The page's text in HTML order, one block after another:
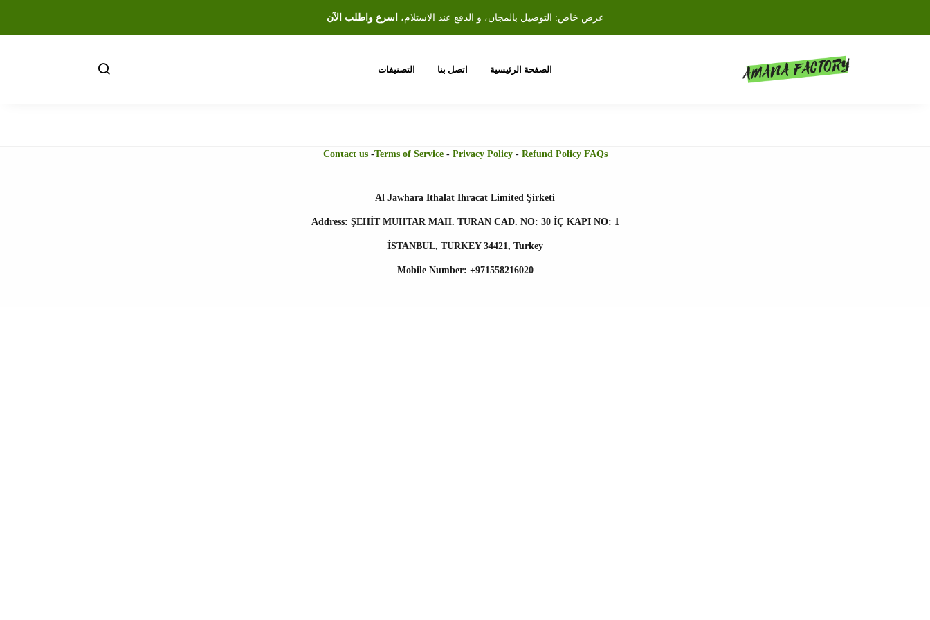
عرض خاص: التوصيل بالمجان، و الدفع عند الاستلام، اسرع واطلب الآن
الصفحة الرئيسية اتصل بنا التصنيفات
Contact us-Terms of Service- Privacy Policy - Refund Policy FAQs
Al Jawhara Ithalat Ihracat Limited Şirketi
Address: ŞEHİT MUHTAR MAH. TURAN CAD. NO: 30 İÇ KAPI NO: 1
İSTANBUL, TURKEY 34421, Turkey
Mobile Number: +971558216020